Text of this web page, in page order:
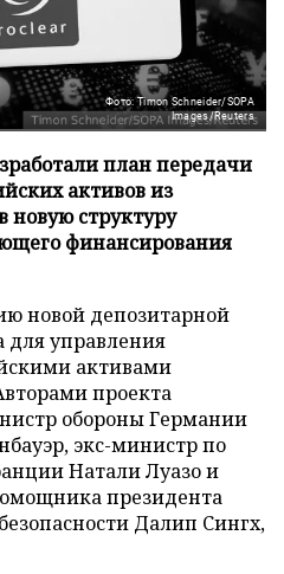
Фото: Timon Schneider/SOPA
Images/Reuters
план передачи
активов из
новую структуру
финансирования
новой депозитарной
для управления
активами
проекта
обороны Германии
экс-министр по
Натали Луазо и
президента
Далип Сингх,